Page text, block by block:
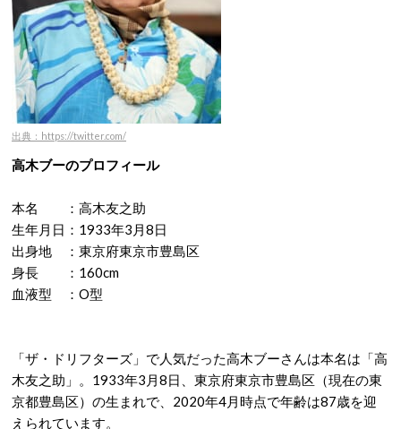
出典：https://twitter.com/
高木ブーのプロフィール
本名 ：高木友之助
生年月日：1933年3月8日
出身地 ：東京府東京市豊島区
身長 ：160cm
血液型 ：O型
「ザ・ドリフターズ」で人気だった高木ブーさんは本名は「高
木友之助」。1933年3月8日、東京府東京市豊島区（現在の東
京都豊島区）の生まれで、2020年4月時点で年齢は87歳を迎
えられています。